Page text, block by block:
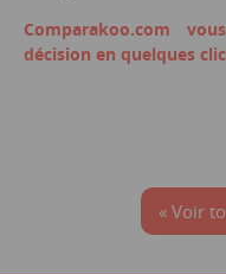
Comparakoo.com
décision en quelques
« Voir